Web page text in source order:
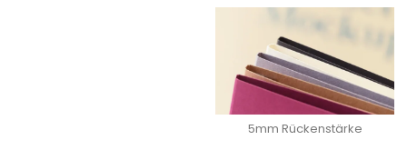
5mm Rückenstärke